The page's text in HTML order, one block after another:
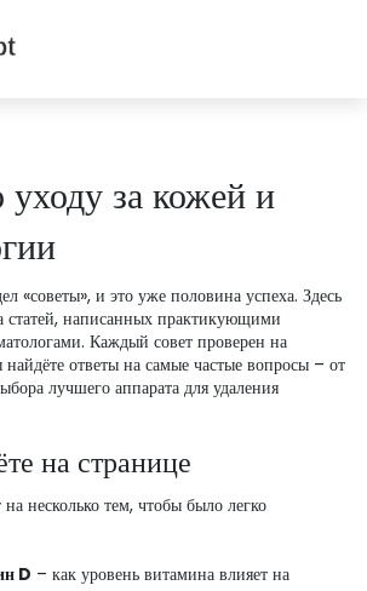
за кожей и
«советы», и это уже половина успеха. Здесь
статей, написанных практикующими
Каждый совет проверен на
ответы на самые частые вопросы – от
лучшего аппарата для удаления
на странице
несколько тем, чтобы было легко
D – как уровень витамина влияет на